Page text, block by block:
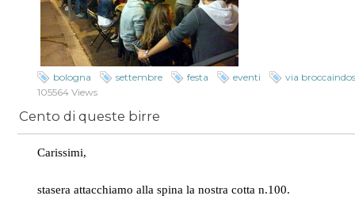
bologna settembre festa eventi
via
105564 Views
Cento di queste birre
Carissimi,
stasera attacchiamo alla spina la nostra cotta n.100.